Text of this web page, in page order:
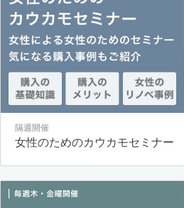
隔週開催
女性のためのカウカモセミナー